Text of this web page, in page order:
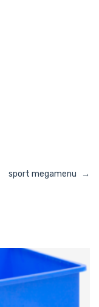
sport megamenu